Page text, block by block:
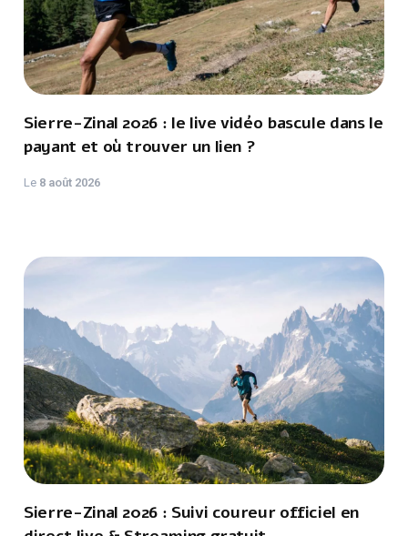
Sierre-Zinal 2026 : le live vidéo bascule dans le
payant et où trouver un lien ?
Le 8 août 2026
Sierre-Zinal 2026 : Suivi coureur officiel en